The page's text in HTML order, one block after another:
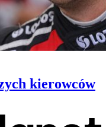
kierowców